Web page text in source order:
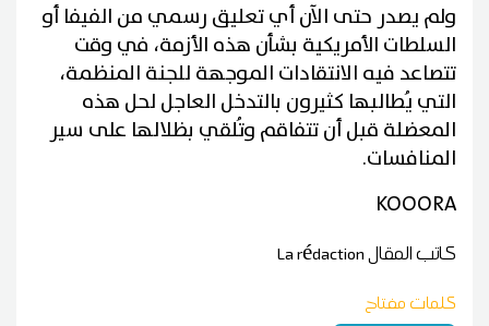
ولم يصدر حتى الآن أي تعليق رسمي من الفيفا أو
السلطات الأمريكية بشأن هذه الأزمة، في وقت
تتصاعد فيه الانتقادات الموجهة للجنة المنظمة،
التي يُطالبها كثيرون بالتدخل العاجل لحل هذه
المعضلة قبل أن تتفاقم وتُلقي بظلالها على سير
المنافسات.
KOOORA
كاتب المقالLa rédaction
كلمات مفتاح